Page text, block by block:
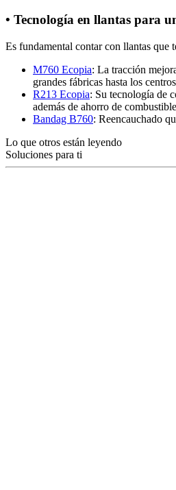
• Tecnología en llantas para
Es fundamental contar con llantas que
M760 Ecopia: La tracción
grandes fábricas hasta los
R213 Ecopia: Su tecnología de
además de ahorro de
Bandag B760: Reencauchado
Lo que otros están leyendo
Soluciones para ti